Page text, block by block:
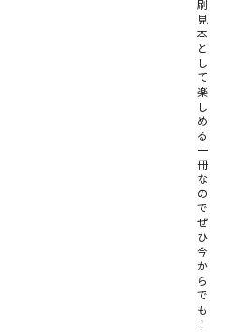
刷
見
本
と
し
て
楽
し
め
る
一
冊
な
の
で
ぜ
ひ
今
か
ら
で
も
！